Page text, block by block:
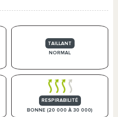
TAILLANT
NORMAL
RESPIRABILITÉ
BONNE (20 000 À 30 000)